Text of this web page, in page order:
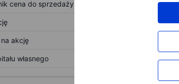
cena do sprzedaży
akcję
własnego